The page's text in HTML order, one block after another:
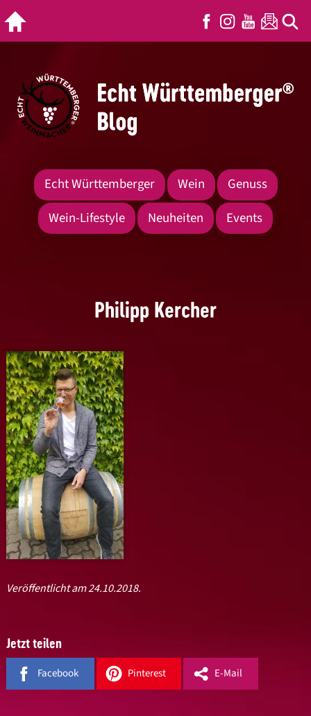
Echt Württemberger Wein
Genuss
Wein-Lifestyle
Neuheiten Events
Philipp Kercher
Veröffentlicht am 24.10.2018.
Jetzt teilen
Facebook Pinterest E-Mail